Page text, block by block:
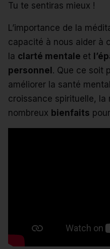
Tu te sentiras mieux !
L’importance de la
capacité à nous aider à
la clarté mentale et
personnel . Que ce soit
améliorer la santé
croissance spirituelle, la
nombreux bienfaits